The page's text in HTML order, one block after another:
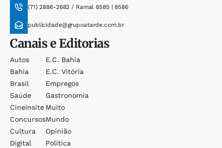
(71) 2886-2683 / Ramal 8585 | 8586
publicidade@grupoatarde.com.br
Canais e Editorias
Autos
Bahia
Brasil
Saúde
Cineinsite
Concursos
Cultura
Digital
E.c. Bahia
E.c. Vitória
Empregos
Gastronomia
Muito
Mundo
Opinião
Política